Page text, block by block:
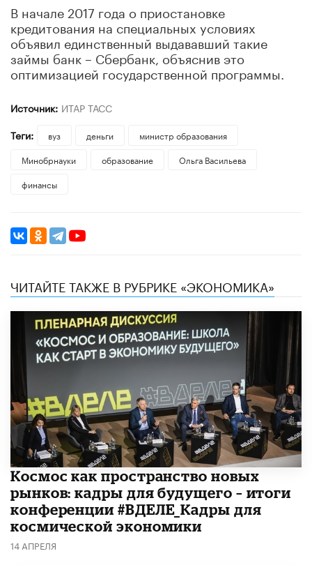
В начале 2017 года о приостановке
кредитования на специальных условиях
объявил единственный выдававший такие
займы банк – Сбербанк, объяснив это
оптимизацией государственной программы.
Источник: ИТАР ТАСС
Теги:
вуз деньги
министр образования
Минобрнауки
образование
Ольга Васильева
финансы
ЧИТАЙТЕ ТАКЖЕ В РУБРИКЕ «ЭКОНОМИКА»
Космос как пространство новых
рынков: кадры для будущего – итоги
конференции #ВДЕЛЕ_Кадры для
космической экономики
14 АПРЕЛЯ